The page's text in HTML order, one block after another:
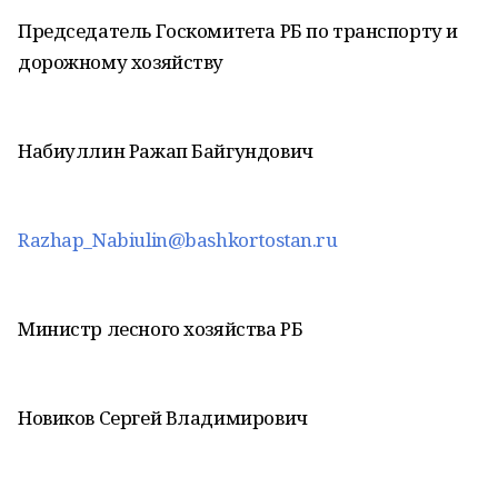
Председатель Госкомитета РБ по транспорту и
дорожному хозяйству
Набиуллин Ражап Байгундович
Razhap_Nabiulin@bashkortostan.ru
Министр лесного хозяйства РБ
Новиков Сергей Владимирович